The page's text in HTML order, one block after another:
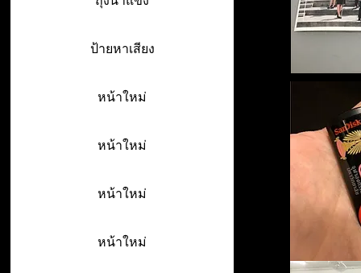
ป้ายหาเสียง
หน้าใหม่
หน้าใหม่
หน้าใหม่
หน้าใหม่